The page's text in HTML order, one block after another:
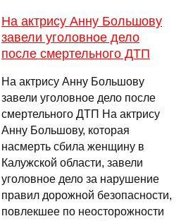
На актрису Анну Большову
завели уголовное дело
после смертельного ДТП
На актрису Анну Большову
завели уголовное дело после
смертельного ДТП На актрису
Анну Большову, которая
насмерть сбила женщину в
Калужской области, завели
уголовное дело за нарушение
правил дорожной безопасности,
повлекшее по неосторожности